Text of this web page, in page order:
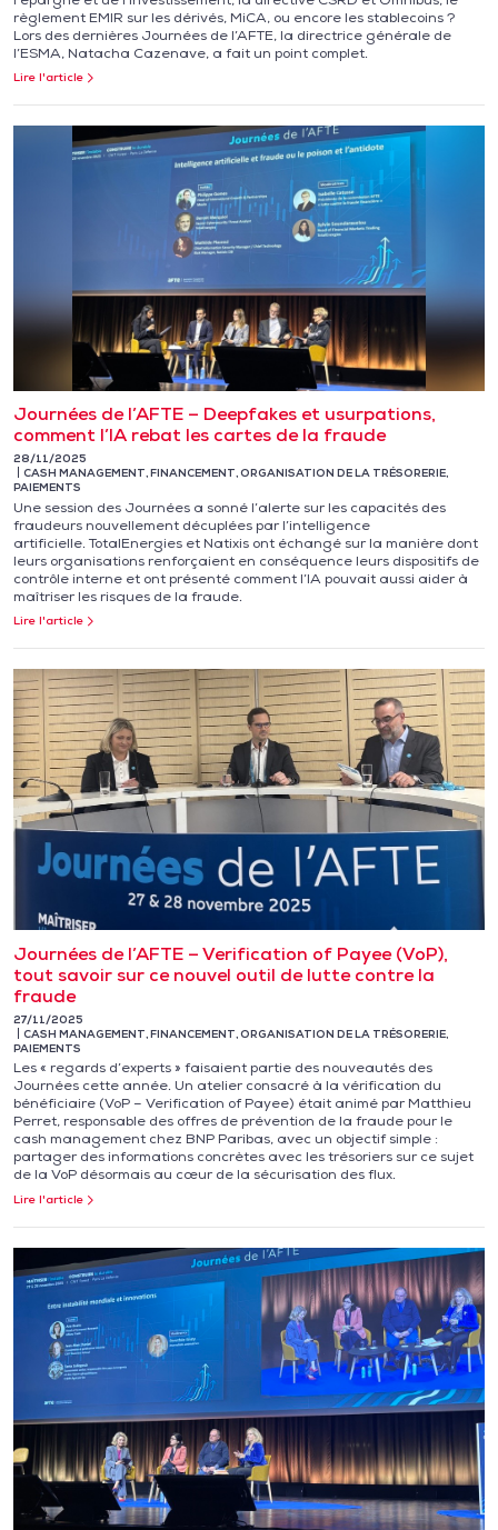
règlement EMIR sur les dérivés, MiCA, ou encore les stablecoins ?
Lors des dernières Journées de l’AFTE, la directrice générale de
l’ESMA, Natacha Cazenave, a fait un point complet.
Lire l'article
Journées de l’AFTE – Deepfakes et usurpations,
comment l’IA rebat les cartes de la fraude
28/11/2025
CASH MANAGEMENT,FINANCEMENT,ORGANISATION DE LA TRÉSORERIE,
PAIEMENTS
Une session des Journées a sonné l’alerte sur les capacités des
fraudeurs nouvellement décuplées par l’intelligence
artificielle. TotalEnergies et Natixis ont échangé sur la manière dont
leurs organisations renforçaient en conséquence leurs dispositifs de
contrôle interne et ont présenté comment l’IA pouvait aussi aider à
maîtriser les risques de la fraude.
Lire l'article
Journées de l’AFTE – Verification of Payee (VoP),
tout savoir sur ce nouvel outil de lutte contre la
fraude
27/11/2025
CASH MANAGEMENT FINANCEMENT ORGANISATION DE LA TRÉSORERIE,
PAIEMENTS
Les « regards d’experts » faisaient partie des nouveautés des
Journées cette année. Un atelier consacré à la vérification du
bénéficiaire (VoP – Verification of Payee) était animé par Matthieu
Perret, responsable des offres de prévention de la fraude pour le
cash management chez BNP Paribas, avec un objectif simple :
partager des informations concrètes avec les trésoriers sur ce sujet
de la VoP désormais au cœur de la sécurisation des flux.
Lire l'article